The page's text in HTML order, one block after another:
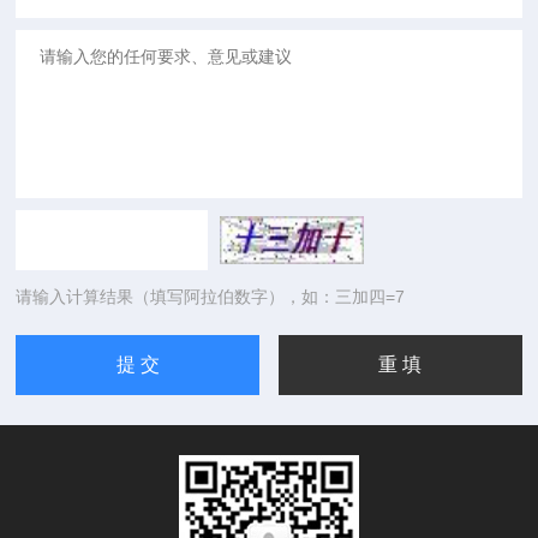
请输入计算结果（填写阿拉伯数字），如：三加四=7